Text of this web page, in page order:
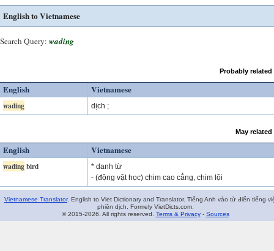
English to Vietnamese
Search Query: wading
Probably
English Vietnamese
wading dịch ;
May
English Vietnamese
wadingbird
* danh từ
- (động vật học) chim cao cẳng, chim lội
Vietnamese Translator. English to Viet Dictionary and Translator. Tiếng Anh vào từ điển tiếng
phiên dịch. Formely VietDicts.com.
© 2015-2026. All rights reserved. Terms & Privacy- Sources